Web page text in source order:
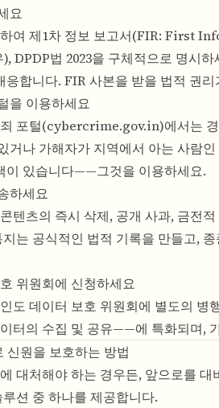
요
여 제1차 정보 보고서(FIR: First
DPDP법 2023을 구체적으로 명시
응합니다. FIR 사본을 받을 법적 권
을 이용하세요
포털(cybercrime.gov.in)에서는
거나 가해자가 지역에서 아는 사람
이 있습니다——그것을 이용하세요.
하세요
텐츠의 즉시 삭제, 공개 사과, 금전
는 공식적인 법적 기록을 만들고,
위원회에 신청하세요
도 데이터 보호 위원회에 별도의 병
터의 수집 및 공유——에 특화되며,
신원을 보호하는 방법
대처해야 하는 경우든, 앞으로를 대
션 중 하나를 제공합니다.